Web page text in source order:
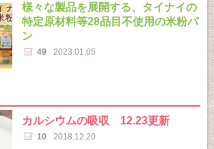
様々な製品を展開する、タイナイの
特定原材料等28品目不使用の米粉パ
ン
49 2023.01.05
カルシウムの吸収 12.23更新
10 2018.12.20